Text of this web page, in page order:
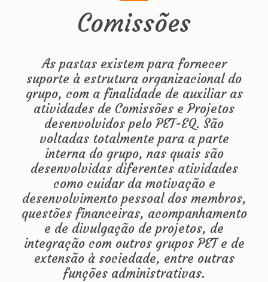
Comissões
As pastas existem para fornecer
suporte à estrutura organizacional do
grupo, com a finalidade de auxiliar as
atividades de Comissões e Projetos
desenvolvidos pelo PET-EQ. São
voltadas totalmente para a parte
interna do grupo, nas quais são
desenvolvidas diferentes atividades
como cuidar da motivação e
desenvolvimento pessoal dos membros,
questões financeiras, acompanhamento
e de divulgação de projetos, de
integração com outros grupos PET e de
extensão à sociedade, entre outras
funções administrativas.